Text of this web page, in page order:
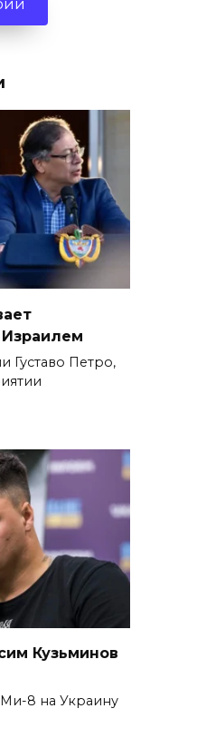
Густаво Петро,
Кузьминов
8 на Украину